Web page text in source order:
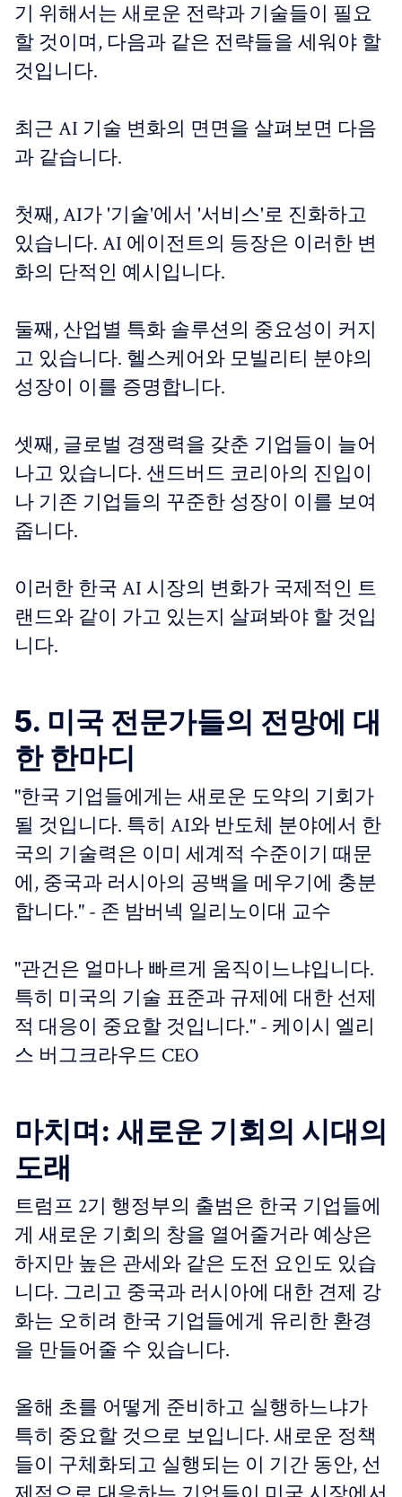
기 위해서는 새로운 전략과 기술들이 필요
할 것이며, 다음과 같은 전략들을 세워야 할
것입니다.
최근 AI 기술 변화의 면면을 살펴보면 다음
과 같습니다.
첫째, AI가 '기술'에서 '서비스'로 진화하고
있습니다. AI 에이전트의 등장은 이러한 변
화의 단적인 예시입니다.
둘째, 산업별 특화 솔루션의 중요성이 커지
고 있습니다. 헬스케어와 모빌리티 분야의
성장이 이를 증명합니다.
셋째, 글로벌 경쟁력을 갖춘 기업들이 늘어
나고 있습니다. 샌드버드 코리아의 진입이
나 기존 기업들의 꾸준한 성장이 이를 보여
줍니다.
이러한 한국 AI 시장의 변화가 국제적인 트
랜드와 같이 가고 있는지 살펴봐야 할 것입
니다.
5. 미국 전문가들의 전망에 대
한 한마디
"한국 기업들에게는 새로운 도약의 기회가
될 것입니다. 특히 AI와 반도체 분야에서 한
국의 기술력은 이미 세계적 수준이기 때문
에, 중국과 러시아의 공백을 메우기에 충분
합니다." - 존 밤버넥 일리노이대 교수
"관건은 얼마나 빠르게 움직이느냐입니다.
특히 미국의 기술 표준과 규제에 대한 선제
적 대응이 중요할 것입니다." - 케이시 엘리
스 버그크라우드 CEO
마치며: 새로운 기회의 시대의
도래
트럼프 2기 행정부의 출범은 한국 기업들에
게 새로운 기회의 창을 열어줄거라 예상은
하지만 높은 관세와 같은 도전 요인도 있습
니다. 그리고 중국과 러시아에 대한 견제 강
화는 오히려 한국 기업들에게 유리한 환경
을 만들어줄 수 있습니다.
올해 초를 어떻게 준비하고 실행하느냐가
특히 중요할 것으로 보입니다. 새로운 정책
들이 구체화되고 실행되는 이 기간 동안, 선